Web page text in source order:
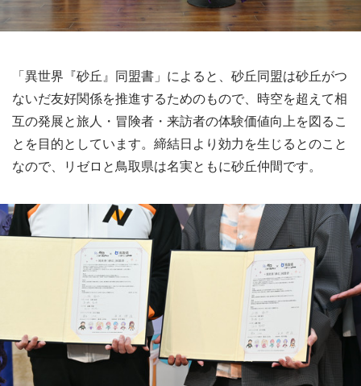
「異世界『砂丘』同盟書」によると、砂丘同盟は砂丘がつ
ないだ友好関係を推進するためのもので、時空を超えて相
互の発展と旅人・冒険者・来訪者の体験価値向上を図るこ
とを目的としています。締結日より効力を生じるとのこと
なので、リゼロと鳥取県は名実ともに砂丘仲間です。